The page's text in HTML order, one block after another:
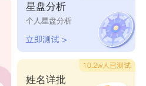
情中，狮子座的男生其实
因为他们很确信，射手座的
儿得到比自己更好的爱情。
需注明出处
星盘分析
个人星盘分析
姓名详批